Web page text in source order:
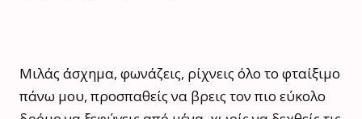
Μιλάς άσχημα, φωνάζεις, ρίχνεις όλο το φταίξιμο
πάνω μου, προσπαθείς να βρεις τον πιο εύκολο